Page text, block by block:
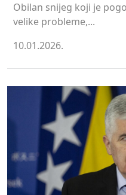
Obilan snijeg koji je
velike probleme,...
10.01.2026.